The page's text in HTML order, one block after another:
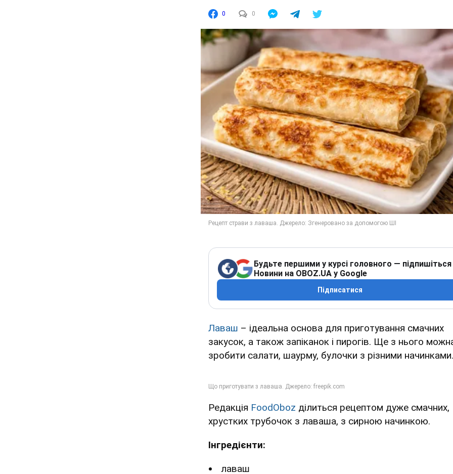
0 0
Будьте першими у курсі головного — підпишіться
Новини на OBOZ.UA у Google
Підписатися
Лаваш – ідеальна основа для приготування смачних
закусок, а також запіканок і пирогів. Ще з нього
зробити салати, шаурму, булочки з різними начинками.
Редакція FoodOboz ділиться рецептом дуже смачних,
хрустких трубочок з лаваша, з сирною начинкою.
Інгредієнти:
лаваш